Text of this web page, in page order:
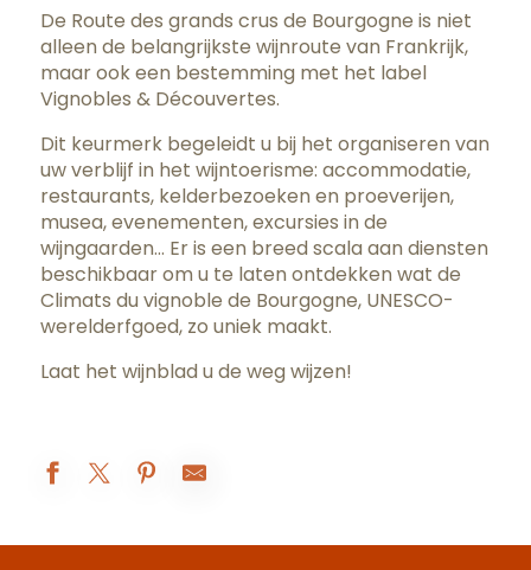
De Route des grands crus de Bourgogne is niet
alleen de belangrijkste wijnroute van Frankrijk,
maar ook een bestemming met het label
Vignobles & Découvertes.
Dit keurmerk begeleidt u bij het organiseren van
uw verblijf in het wijntoerisme: accommodatie,
restaurants, kelderbezoeken en proeverijen,
musea, evenementen, excursies in de
wijngaarden… Er is een breed scala aan diensten
beschikbaar om u te laten ontdekken wat de
Climats du vignoble de Bourgogne, UNESCO-
werelderfgoed, zo uniek maakt.
Laat het wijnblad u de weg wijzen!